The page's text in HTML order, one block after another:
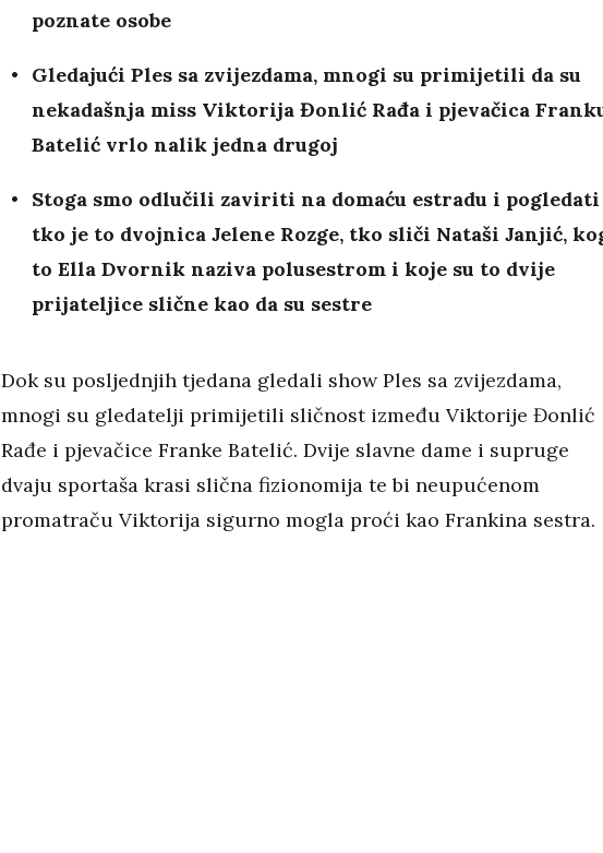
poznate osobe
Gledajući Ples sa zvijezdama, mnogi su primijetili da su
nekadašnja miss Viktorija Đonlić Rađa i pjevačica
Batelić vrlo nalik jedna drugoj
Stoga smo odlučili zaviriti na domaću estradu i pogledati
tko je to dvojnica Jelene Rozge, tko sliči Nataši Janjić,
to Ella Dvornik naziva polusestrom i koje su to dvije
prijateljice slične kao da su sestre
Dok su posljednjih tjedana gledali show Ples sa zvijezdama,
mnogi su gledatelji primijetili sličnost između Viktorije Đonlić
Rađe i pjevačice Franke Batelić. Dvije slavne dame i supruge
dvaju sportaša krasi slična fizionomija te bi neupućenom
promatraču Viktorija sigurno mogla proći kao Frankina sestra.